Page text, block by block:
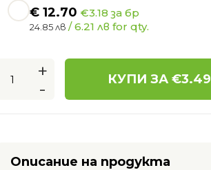
€ 12.70 €3.18 за бр
24.85 лв / 6.21 лв for qty.
+
-
КУПИ ЗА €3.49
Описание на продукта